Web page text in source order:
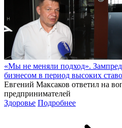
«Мы не меняли подход».
бизнесом в период высоких
Евгений Максаков ответил на
предпринимателей
Здоровье Подробнее